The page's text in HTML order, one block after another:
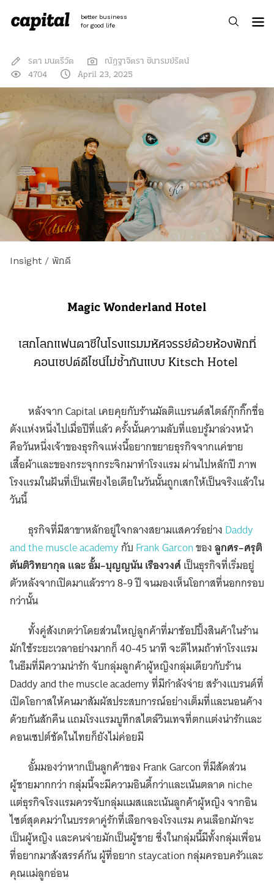
content
better business
for good life
รตา มนตรีวัต
ณัฎฐาจิตรา ชินารมย์รัตน์
4704
April 23, 2025
Insight / พักดี
Magic Wonderland Hotel
เสกโลกแฟนตาซีในโรงแรมมหัศจรรย์ด้วยห้องพักที่
คอนเซปต์ดีไซน์ไม่ซ้ำกันแบบ Kitsch Hotel
หลังจาก Capital เคยคุยกับร้านมัลติแบรนด์สไตล์กุ๊กกิ๊กชื่อ
ดังแห่งหนึ่งไปเมื่อปีที่แล้ว ครั้งนั้นความลับที่แอบรู้มาล่วงหน้า
คือวันหนึ่งเจ้าของธุรกิจแห่งนี้อยากขยายธุรกิจจากแค่ขาย
เสื้อผ้าและของกระจุกกระจิกมาทำโรงแรม ผ่านไปหลักปี ภาพ
โรงแรมในฝันที่เป็นเพียงไอเดียในวันนั้นถูกเสกให้เป็นจริงแล้วใน
วันนี้
ธุรกิจที่มีสาขาหลักอยู่ใจกลางสยามแสควร์อย่าง Daddy
and the muscle academyกับ Frank Garconของลูกศร–ศรุติ
ตันติวิทยากุล และ อั้ม–บุญญนัน เรืองวงศ์เป็นธุรกิจที่เริ่มอยู่
ตัวหลังจากเปิดมาแล้วราว 8-9 ปี จนมองเห็นโอกาสที่นอกกรอบ
กว่านั้น
ทั้งคู่สังเกตว่าโดยส่วนใหญ่ลูกค้าที่มาช้อปปิ้งสินค้าในร้าน
มักใช้ระยะเวลาอย่างมากก็ 40-45 นาที จะดีไหมถ้าทำโรงแรม
ในธีมที่มีความน่ารัก จับกลุ่มลูกค้าผู้หญิงกลุ่มเดียวกับร้าน
Daddy and the muscle academy ที่มีกำลังจ่าย สร้างแบรนด์ที่
เปิดโอกาสให้คนมาสัมผัสประสบการณ์อย่างเต็มที่และนอนค้าง
ด้วยกันสักคืน แถมโรงแรมบูทีกสไตล์วินเทจที่ตกแต่งน่ารักและ
คอนเซปต์ชัดในไทยก็ยังไม่ค่อยมี
อั้มมองว่าหากเป็นลูกค้าของ Frank Garcon ที่มีสัดส่วน
ผู้ชายมากกว่า กลุ่มนี้จะมีความอินดี้กว่าและเน้นตลาด niche
แต่ธุรกิจโรงแรมควรจับกลุ่มแมสและเน้นลูกค้าผู้หญิง จากอิน
ไซต์สุดคมว่าในบรรดาคู่รักที่เลือกจองโรงแรม คนเลือกมักจะ
เป็นผู้หญิง และคนจ่ายมักเป็นผู้ชาย ซึ่งในกลุ่มนี้มีทั้งกลุ่มเพื่อน
ที่อยากมาสังสรรค์กัน ผู้ที่อยาก staycation กลุ่มครอบครัวและ
คุณแม่ลูกอ่อน